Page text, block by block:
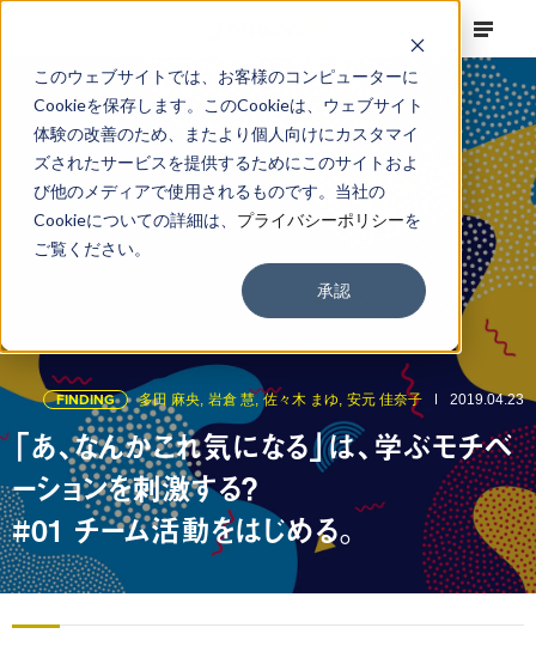
このウェブサイトでは、お客様のコンピューターに
Cookieを保存します。このCookieは、ウェブサイト
体験の改善のため、またより個人向けにカスタマイ
ズされたサービスを提供するためにこのサイトおよ
び他のメディアで使用されるものです。当社の
Cookieについての詳細は、 プライバシーポリシーを
ご覧ください。
承認
FINDING 多田 麻央, 岩倉 慧, 佐々木 まゆ, 安元 佳奈子 2019.04.23
「あ、なんかこれ気になる」は、学ぶモチベ
ーションを刺激する？
#01 チーム活動をはじめる。